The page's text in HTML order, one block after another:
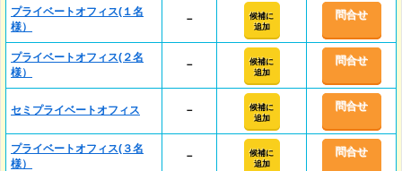
プライベートオフィス(１名
様）
－
候補に
追加
問合せ
プライベートオフィス(２名
様）
－
候補に
追加
問合せ
セミプライベートオフィス －
候補に
追加
問合せ
プライベートオフィス(３名
様）
－
候補に
追加
問合せ